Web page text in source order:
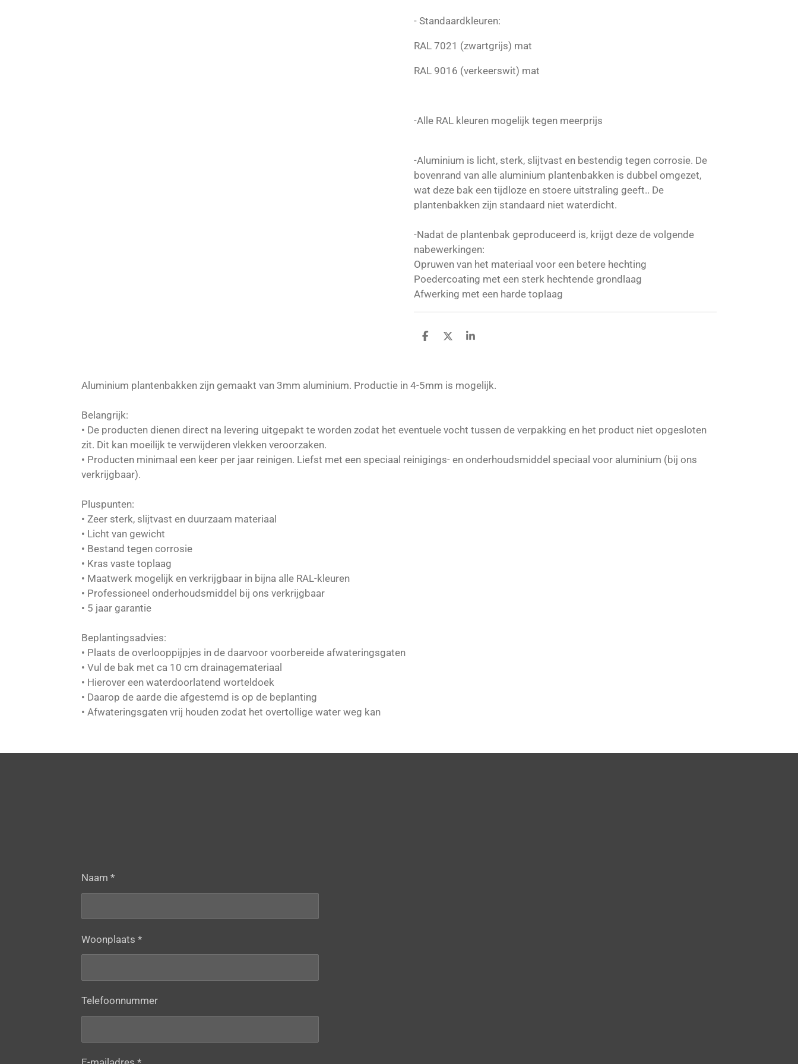
- Standaardkleuren:
RAL 7021 (zwartgrijs) mat
RAL 9016 (verkeerswit) mat
-Alle RAL kleuren mogelijk tegen meerprijs
-Aluminium is licht, sterk, slijtvast en bestendig tegen corrosie. De
bovenrand van alle aluminium plantenbakken is dubbel omgezet,
wat deze bak een tijdloze en stoere uitstraling geeft.. De
plantenbakken zijn standaard niet waterdicht.
-Nadat de plantenbak geproduceerd is, krijgt deze de volgende
nabewerkingen:
Opruwen van het materiaal voor een betere hechting
Poedercoating met een sterk hechtende grondlaag
Afwerking met een harde toplaag
D
n
D
S
Aluminium plantenbakken zijn gemaakt van 3mm aluminium. Productie in 4-5mm is mogelijk.
Belangrijk:
• De producten dienen direct na levering uitgepakt te worden zodat het eventuele vocht tussen de verpakking en het product niet opgesloten
zit. Dit kan moeilijk te verwijderen vlekken veroorzaken.
• Producten minimaal een keer per jaar reinigen. Liefst met een speciaal reinigings- en onderhoudsmiddel speciaal voor aluminium (bij ons
verkrijgbaar).
Pluspunten:
• Zeer sterk, slijtvast en duurzaam materiaal
• Licht van gewicht
• Bestand tegen corrosie
• Kras vaste toplaag
• Maatwerk mogelijk en verkrijgbaar in bijna alle RAL-kleuren
• Professioneel onderhoudsmiddel bij ons verkrijgbaar
• 5 jaar garantie
Beplantingsadvies:
• Plaats de overlooppijpjes in de daarvoor voorbereide afwateringsgaten
• Vul de bak met ca 10 cm drainagemateriaal
• Hierover een waterdoorlatend worteldoek
• Daarop de aarde die afgestemd is op de beplanting
• Afwateringsgaten vrij houden zodat het overtollige water weg kan
Naam *
Woonplaats *
Telefoonnummer